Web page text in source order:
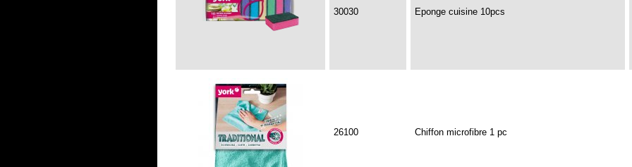
30030 Eponge cuisine 10pcs
26100 Chiffon microfibre 1 pc